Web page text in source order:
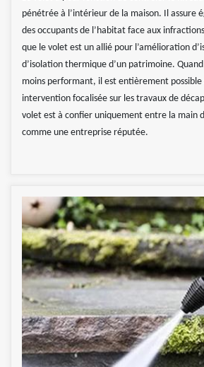
pénétrée à l’intérieur de la maison. Il assure
des occupants de l’habitat face aux
que le volet est un allié pour l’amélioration
d’isolation thermique d’un patrimoine.
moins performant, il est entièrement
intervention focalisée sur les travaux de
volet est à confier uniquement entre la main
comme une entreprise réputée.